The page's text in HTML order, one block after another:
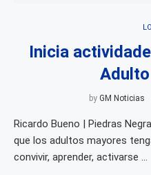
Inicia
by GM Noticias
Ricardo Bueno | Piedras
que los adultos mayores
convivir, aprender, activarse …